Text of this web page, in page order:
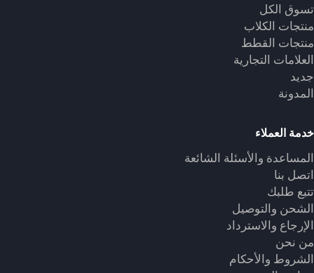
تسوق الكل
منتجات الكلاب
منتجات القطط
العلامات التجارية
جديد
المدونة
خدمة العملاء
المساعدة والأسئلة الشائعة
اتصل بنا
تتبع طلبك
الشحن والتوصيل
الإرجاع والاسترداد
من نحن
الشروط والأحكام